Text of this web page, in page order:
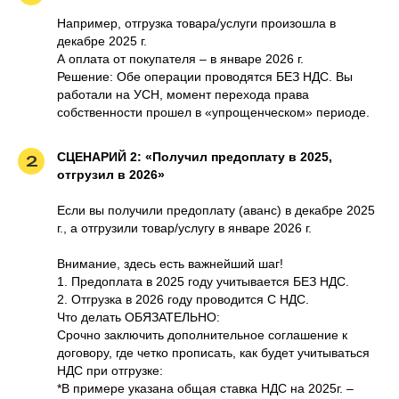
Например, отгрузка товара/услуги произошла в
декабре 2025 г.
А оплата от покупателя – в январе 2026 г.
Решение: Обе операции проводятся БЕЗ НДС. Вы
работали на УСН, момент перехода права
собственности прошел в «упрощенческом» периоде.
2
СЦЕНАРИЙ 2: «Получил предоплату в 2025,
отгрузил в 2026»
Если вы получили предоплату (аванс) в декабре 2025
г., а отгрузили товар/услугу в январе 2026 г.
Внимание, здесь есть важнейший шаг!
1. Предоплата в 2025 году учитывается БЕЗ НДС.
2. Отгрузка в 2026 году проводится С НДС.
Что делать ОБЯЗАТЕЛЬНО:
Срочно заключить дополнительное соглашение к
договору, где четко прописать, как будет учитываться
НДС при отгрузке:
*В примере указана общая ставка НДС на 2025г. –